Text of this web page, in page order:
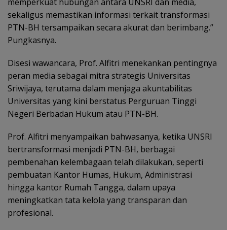
sekaligus memastikan informasi terkait transformasi
PTN-BH tersampaikan secara akurat dan berimbang.”
Pungkasnya.
Disesi wawancara, Prof. Alfitri menekankan pentingnya
peran media sebagai mitra strategis Universitas
Sriwijaya, terutama dalam menjaga akuntabilitas
Universitas yang kini berstatus Perguruan Tinggi
Negeri Berbadan Hukum atau PTN-BH.
Prof. Alfitri menyampaikan bahwasanya, ketika UNSRI
bertransformasi menjadi PTN-BH, berbagai
pembenahan kelembagaan telah dilakukan, seperti
pembuatan Kantor Humas, Hukum, Administrasi
hingga kantor Rumah Tangga, dalam upaya
meningkatkan tata kelola yang transparan dan
profesional.